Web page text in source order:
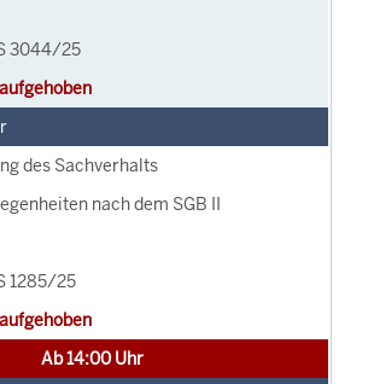
3044/25
des Sachverhalts
nach dem SGB II
1285/25
Ab 14:00 Uhr